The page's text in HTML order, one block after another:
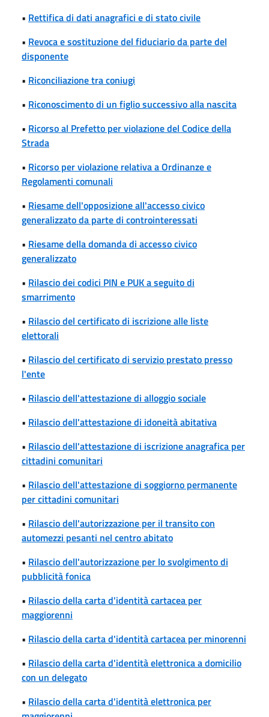
• Rettifica di dati anagrafici e di stato civile
• Revoca e sostituzione del fiduciario da parte del
disponente
• Riconciliazione tra coniugi
• Riconoscimento di un figlio successivo alla nascita
• Ricorso al Prefetto per violazione del Codice della
Strada
• Ricorso per violazione relativa a Ordinanze e
Regolamenti comunali
• Riesame dell'opposizione all'accesso civico
generalizzato da parte di controinteressati
• Riesame della domanda di accesso civico
generalizzato
• Rilascio dei codici PIN e PUK a seguito di
smarrimento
• Rilascio del certificato di iscrizione alle liste
elettorali
• Rilascio del certificato di servizio prestato presso
l'ente
• Rilascio dell'attestazione di alloggio sociale
• Rilascio dell'attestazione di idoneità abitativa
• Rilascio dell'attestazione di iscrizione anagrafica per
cittadini comunitari
• Rilascio dell'attestazione di soggiorno permanente
per cittadini comunitari
• Rilascio dell'autorizzazione per il transito con
automezzi pesanti nel centro abitato
• Rilascio dell'autorizzazione per lo svolgimento di
pubblicità fonica
• Rilascio della carta d'identità cartacea per
maggiorenni
• Rilascio della carta d'identità cartacea per minorenni
• Rilascio della carta d'identità elettronica a domicilio
con un delegato
• Rilascio della carta d'identità elettronica per